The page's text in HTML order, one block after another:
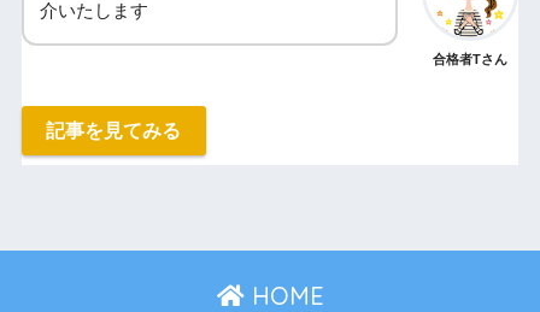
介いたします
合格者Tさん
記事を見てみる
HOME